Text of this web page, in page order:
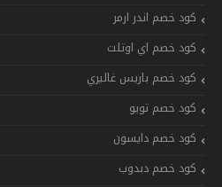
كود خصم اندر ارمر
كود خصم اي اوتلت
كود خصم باريس غاليري
كود خصم تويو
كود خصم دايسون
كود خصم دبدوب